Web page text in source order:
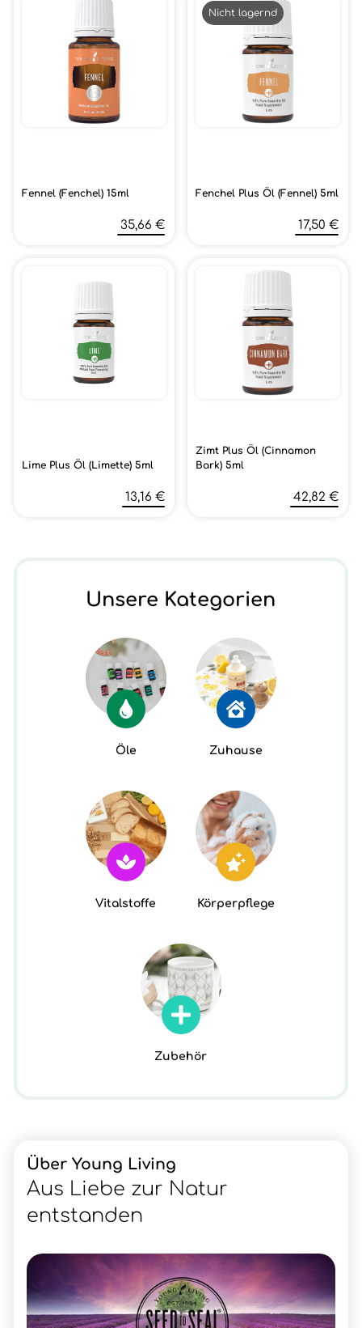
Fennel (Fenchel) 15ml
35,66 €
Fenchel Plus Öl (Fennel) 5ml
17,50 €
Nicht lagernd
Lime Plus Öl (Limette) 5ml
13,16 €
Zimt Plus Öl (Cinnamon
Bark) 5ml
42,82 €
Unsere Kategorien
Öle Zuhause
Vitalstoffe Körperpflege
Zubehör
Über Young Living
Aus Liebe zur Natur
entstanden